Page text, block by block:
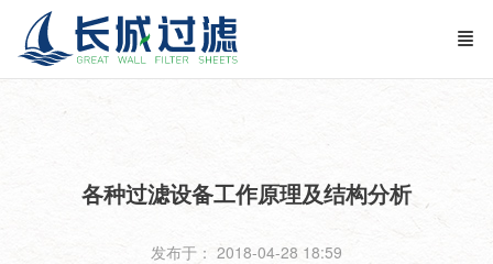
各种过滤设备工作原理及结构分析
发布于： 2018-04-28 18:59